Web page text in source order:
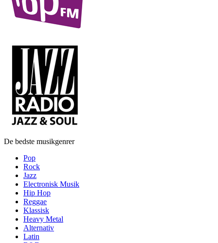
De bedste musikgenrer
Pop
Rock
Jazz
Electronisk Musik
Hip Hop
Reggae
Klassisk
Heavy Metal
Alternativ
Latin